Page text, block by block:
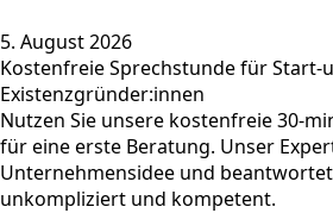
5. August 2026
Kostenfreie Sprechstunde für Start-
Existenzgründer:innen
Nutzen Sie unsere kostenfreie 30-
für eine erste Beratung. Unser
Unternehmensidee und
unkompliziert und kompetent.